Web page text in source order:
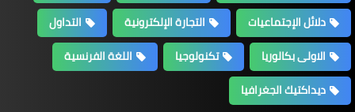
دلائل الإجتماعيات
التجارة الإلكترونية
التداول
الاولى بكالوريا
تكنولوجيا
اللغة الفرنسية
ديداكتيك الجغرافيا